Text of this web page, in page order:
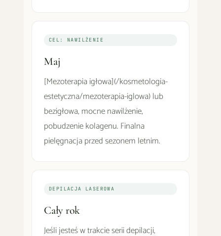
CEL: NAWILŻENIE
Maj
[Mezoterapia igłowa](/kosmetologia-
estetyczna/mezoterapia-iglowa) lub
bezigłowa, mocne nawilżenie,
pobudzenie kolagenu. Finalna
pielęgnacja przed sezonem letnim.
DEPILACJA LASEROWA
Cały rok
Jeśli jesteś w trakcie serii depilacji,